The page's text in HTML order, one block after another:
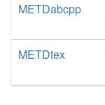
METDabcpp
METDtex